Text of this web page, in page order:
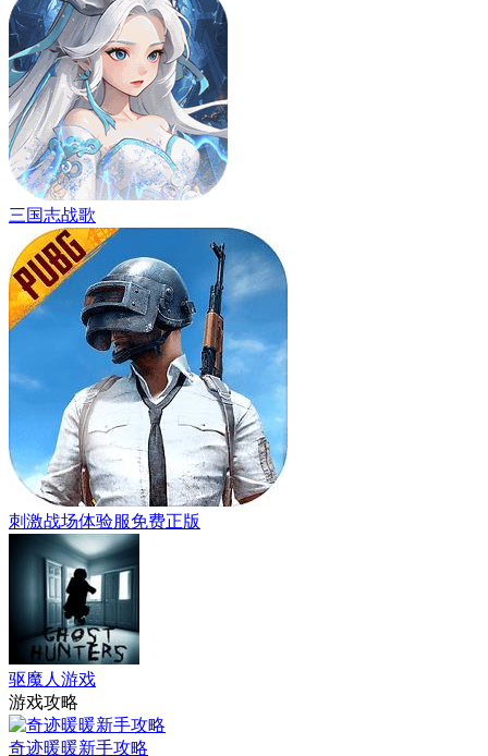
三国志战歌
刺激战场体验服免费正版
驱魔人游戏
游戏攻略
奇迹暖暖新手攻略